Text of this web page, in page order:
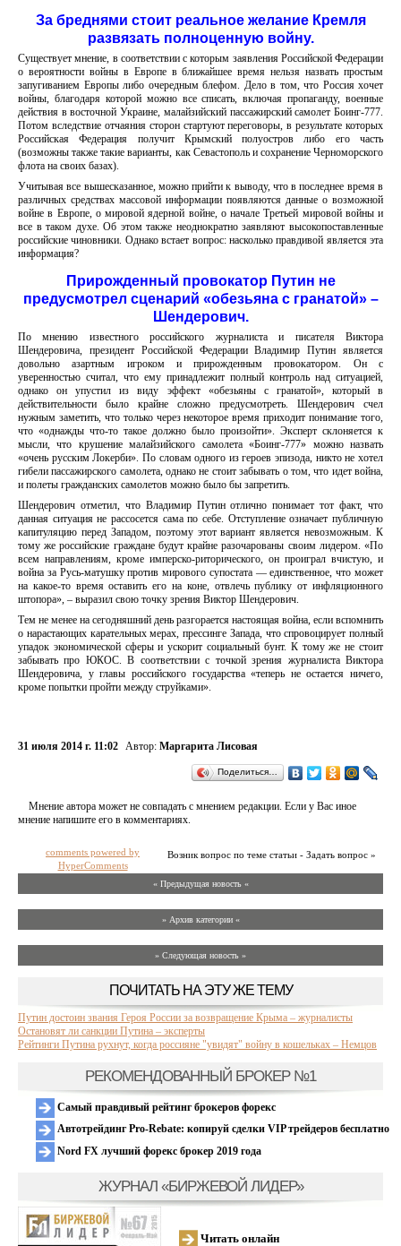
За бреднями стоит реальное желание Кремля
развязать полноценную войну.
Существует мнение, в соответствии с которым заявления Российской Федерации
о вероятности войны в Европе в ближайшее время нельзя назвать простым
запугиванием Европы либо очередным блефом. Дело в том, что Россия хочет
войны, благодаря которой можно все списать, включая пропаганду, военные
действия в восточной Украине, малайзийский пассажирский самолет Боинг-777.
Потом вследствие отчаяния сторон стартуют переговоры, в результате которых
Российская Федерация получит Крымский полуостров либо его часть
(возможны также такие варианты, как Севастополь и сохранение Черноморского
флота на своих базах).
Учитывая все вышесказанное, можно прийти к выводу, что в последнее время в
различных средствах массовой информации появляются данные о возможной
войне в Европе, о мировой ядерной войне, о начале Третьей мировой войны и
все в таком духе. Об этом также неоднократно заявляют высокопоставленные
российские чиновники. Однако встает вопрос: насколько правдивой является эта
информация?
Прирожденный провокатор Путин не
предусмотрел сценарий «обезьяна с гранатой» –
Шендерович.
По мнению известного российского журналиста и писателя Виктора
Шендеровича, президент Российской Федерации Владимир Путин является
довольно азартным игроком и прирожденным провокатором. Он с
уверенностью считал, что ему принадлежит полный контроль над ситуацией,
однако он упустил из виду эффект «обезьяны с гранатой», который в
действительности было крайне сложно предусмотреть. Шендерович счел
нужным заметить, что только через некоторое время приходит понимание того,
что «однажды что-то такое должно было произойти». Эксперт склоняется к
мысли, что крушение малайзийского самолета «Боинг-777» можно назвать
«очень русским Локерби». По словам одного из героев эпизода, никто не хотел
гибели пассажирского самолета, однако не стоит забывать о том, что идет война,
и полеты гражданских самолетов можно было бы запретить.
Шендерович отметил, что Владимир Путин отлично понимает тот факт, что
данная ситуация не рассосется сама по себе. Отступление означает публичную
капитуляцию перед Западом, поэтому этот вариант является невозможным. К
тому же российские граждане будут крайне разочарованы своим лидером. «По
всем направлениям, кроме имперско-риторического, он проиграл вчистую, и
война за Русь-матушку против мирового супостата — единственное, что может
на какое-то время оставить его на коне, отвлечь публику от инфляционного
штопора», – выразил свою точку зрения Виктор Шендерович.
Тем не менее на сегодняшний день разгорается настоящая война, если вспомнить
о нарастающих карательных мерах, прессинге Запада, что спровоцирует полный
упадок экономической сферы и ускорит социальный бунт. К тому же не стоит
забывать про ЮКОС. В соответствии с точкой зрения журналиста Виктора
Шендеровича, у главы российского государства «теперь не остается ничего,
кроме попытки пройти между струйками».
31 июля 2014 г. 11:02 Автор: Маргарита Лисовая
Поделиться…
Мнение автора может не совпадать с мнением редакции. Если у Вас иное
мнение напишите его в комментариях.
Возник вопрос по теме статьи - Задать вопрос »
comments powered by
HyperComments
« Предыдущая новость «
» Архив категории «
» Следующая новость »
ПОЧИТАТЬ НА ЭТУ ЖЕ ТЕМУ
Путин достоин звания Героя России за возвращение Крыма – журналисты
Остановят ли санкции Путина – эксперты
Рейтинги Путина рухнут, когда россияне "увидят" войну в кошельках – Немцов
РЕКОМЕНДОВАННЫЙ БРОКЕР №1
Самый правдивый рейтинг брокеров форекс
Автотрейдинг Pro-Rebate: копируй сделки VIP трейдеров бесплатно
Nord FX лучший форекс брокер 2019 года
ЖУРНАЛ «БИРЖЕВОЙ ЛИДЕР»
Читать онлайн